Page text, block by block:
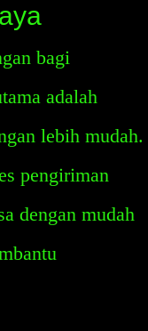
bagi
adalah
lebih mudah.
pengiriman
dengan mudah